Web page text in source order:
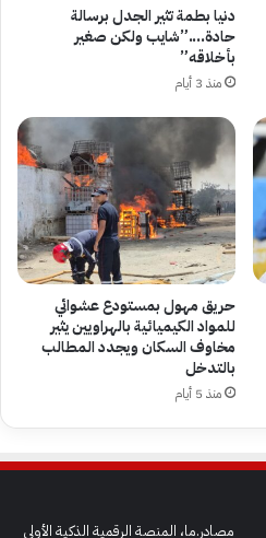
دنيا بطمة تثير الجدل برسالة
حادة….”شايب ولكن صغير
بأخلاقه”
منذ 3 أيام
حريق مهول بمستودع عشوائي
للمواد الكيميائية بالهراويين يثير
مخاوف السكان ويجدد المطالب
بالتدخل
منذ 5 أيام
مصادر.ما، المنصة الرقمية الذكية الأولى